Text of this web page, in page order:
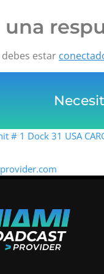
una
estar
# 1 Dock 31 USA